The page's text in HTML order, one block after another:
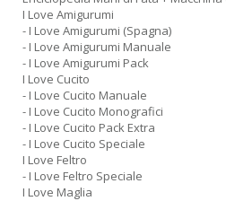
I Love Amigurumi
- I Love Amigurumi (Spagna)
- I Love Amigurumi Manuale
- I Love Amigurumi Pack
I Love Cucito
- I Love Cucito Manuale
- I Love Cucito Monografici
- I Love Cucito Pack Extra
- I Love Cucito Speciale
I Love Feltro
- I Love Feltro Speciale
I Love Maglia